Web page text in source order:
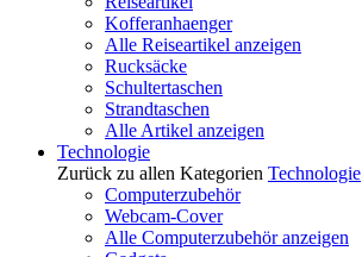
Kofferanhaenger
Alle Reiseartikel anzeigen
Rucksäcke
Schultertaschen
Strandtaschen
Alle Artikel anzeigen
Technologie
Zurück zu allen Kategorien Technologie
Computerzubehör
Webcam-Cover
Alle Computerzubehör anzeigen